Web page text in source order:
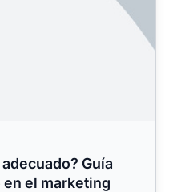
Guía
el marketing